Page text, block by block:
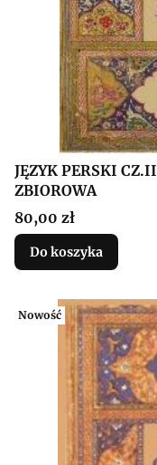
JĘZYK PERSKI
ZBIOROWA
Cena
80,00 zł
Do koszyka
Nowość